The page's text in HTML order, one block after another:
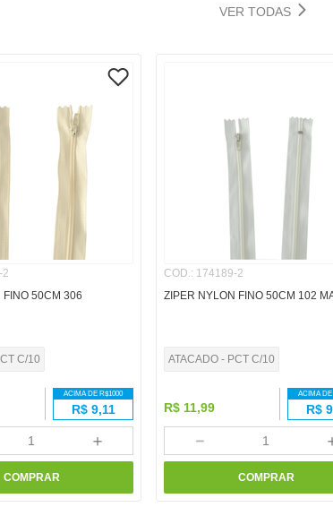
VER TODAS
2
FINO 50CM 306
C/10
ACIMA DE R$1000
R$ 9,11
＋
COMPRAR
COD.: 174189-2
ZIPER NYLON FINO 50CM 102
ATACADO - PCT C/10
R$ 11,99
ACIMA DE
R$
－
COMPRAR